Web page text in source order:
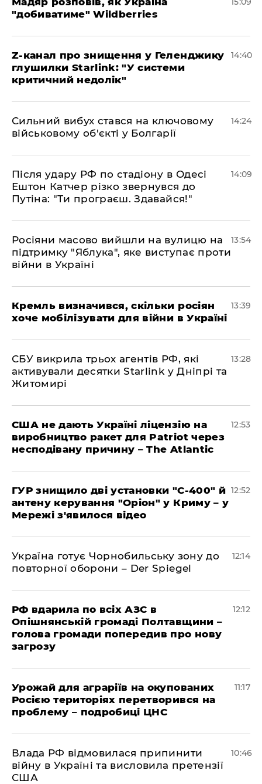
"добиватиме" Wildberries
Z-канал про знищення у Геленджику
глушилки Starlink: "У системи
критичний недолік"
14:40
Сильний вибух стався на ключовому
військовому об'єкті у Болгарії
14:24
Після удару РФ по стадіону в Одесі
Ештон Катчер різко звернувся до
Путіна: "Ти програєш. Здавайся!"
14:09
Росіяни масово вийшли на вулицю на
підтримку "Яблука", яке виступає проти
війни в Україні
13:54
Кремль визначився, скільки росіян
хоче мобілізувати для війни в Україні
13:39
СБУ викрила трьох агентів РФ, які
активували десятки Starlink у Дніпрі та
Житомирі
13:28
США не дають Україні ліцензію на
виробництво ракет для Patriot через
несподівану причину – The Atlantic
12:53
ГУР знищило дві установки "С-400" й
антену керування "Оріон" у Криму – у
Мережі з'явилося відео
12:52
Україна готує Чорнобильську зону до
повторної оборони – Der Spiegel
12:14
РФ вдарила по всіх АЗС в
Опішнянській громаді Полтавщини –
голова громади попередив про нову
загрозу
12:12
Урожай для аграріїв на окупованих
Росією територіях перетворився на
проблему – подробиці ЦНС
11:17
Влада РФ відмовилася припинити
війну в Україні та висловила претензії
США
10:46